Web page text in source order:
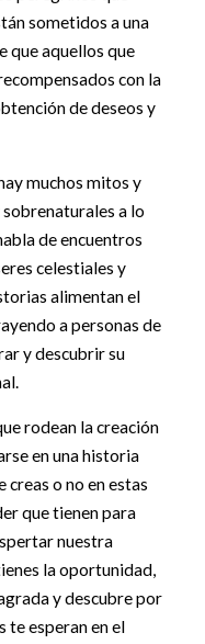
sometidos a una
que aquellos que
​​con la
de deseos y
muchos mitos y
a lo
de encuentros
celestiales y
alimentan el
a personas de
y descubrir su
rodean la creación
en una historia
creas o no en estas
que tienen para
nuestra
la oportunidad,
y descubre por
te esperan en el